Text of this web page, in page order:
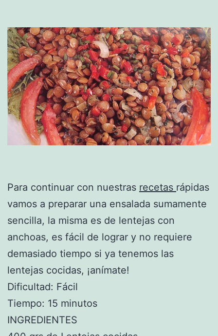
Para continuar con nuestras recetas rápidas
vamos a preparar una ensalada sumamente
sencilla, la misma es de lentejas con
anchoas, es fácil de lograr y no requiere
demasiado tiempo si ya tenemos las
lentejas cocidas, ¡anímate!
Dificultad: Fácil
Tiempo: 15 minutos
INGREDIENTES